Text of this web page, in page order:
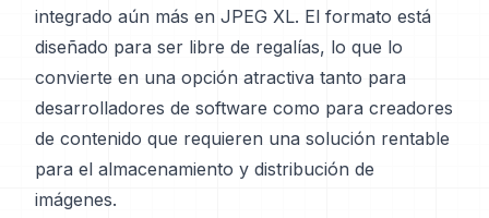
integrado aún más en JPEG XL. El formato está
diseñado para ser libre de regalías, lo que lo
convierte en una opción atractiva tanto para
desarrolladores de software como para creadores
de contenido que requieren una solución rentable
para el almacenamiento y distribución de
imágenes.